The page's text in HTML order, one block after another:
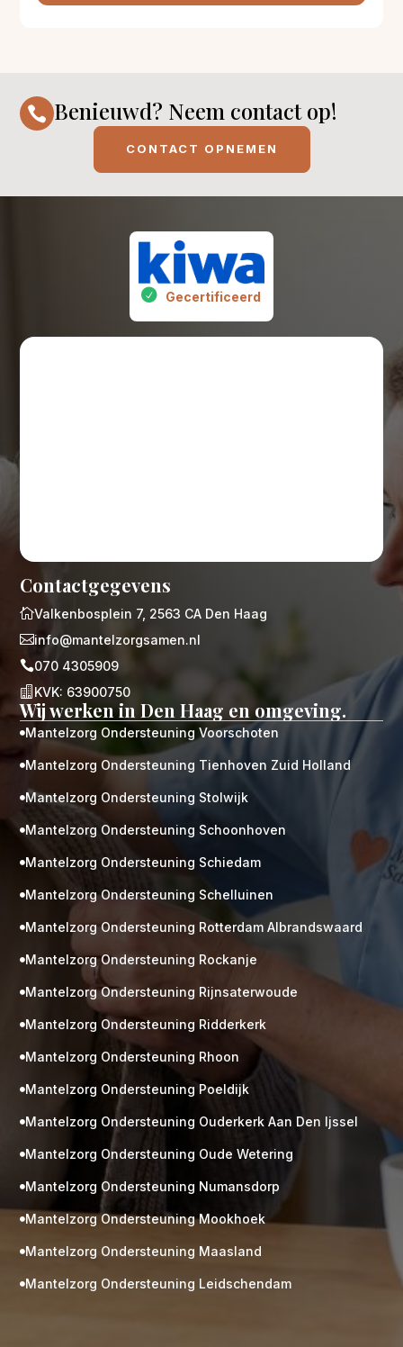
 Benieuwd? Neem contact op!
CONTACT OPNEMEN
Gecertificeerd
Gratis
M
Neem vrijblijvend contact op!
Contactgegevens
Valkenbosplein 7, 2563 CA Den Haag
info@mantelzorgsamen.nl
070 4305909
 KVK: 63900750
Wij werken in Den Haag en omgeving.
 Mantelzorg Ondersteuning Voorschoten
 Mantelzorg Ondersteuning Tienhoven Zuid Holland
 Mantelzorg Ondersteuning Stolwijk
 Mantelzorg Ondersteuning Schoonhoven
 Mantelzorg Ondersteuning Schiedam
 Mantelzorg Ondersteuning Schelluinen
 Mantelzorg Ondersteuning Rotterdam Albrandswaard
 Mantelzorg Ondersteuning Rockanje
 Mantelzorg Ondersteuning Rijnsaterwoude
 Mantelzorg Ondersteuning Ridderkerk
 Mantelzorg Ondersteuning Rhoon
 Mantelzorg Ondersteuning Poeldijk
 Mantelzorg Ondersteuning Ouderkerk Aan Den Ijssel
 Mantelzorg Ondersteuning Oude Wetering
 Mantelzorg Ondersteuning Numansdorp
 Mantelzorg Ondersteuning Mookhoek
 Mantelzorg Ondersteuning Maasland
 Mantelzorg Ondersteuning Leidschendam